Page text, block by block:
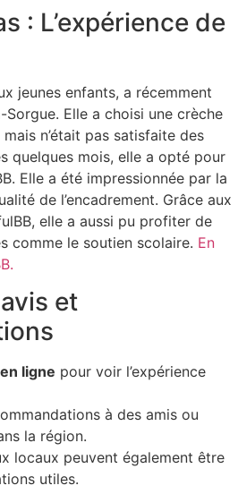
: L’expérience de
jeunes enfants, a récemment
Sorgue. Elle a choisi une crèche
n’était pas satisfaite des
quelques mois, elle a opté pour
Elle a été impressionnée par la
de l’encadrement. Grâce aux
elle a aussi pu profiter de
comme le soutien scolaire. En
et
ligne pour voir l’expérience
à des amis ou
la région.
locaux peuvent également être
utiles.